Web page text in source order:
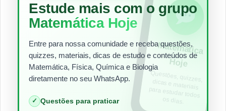
Estude mais com o grupo
Matemática Hoje
Entre para nossa comunidade e receba questões,
quizzes, materiais, dicas de estudo e conteúdos de
Matemática, Física, Química e Biologia
diretamente no seu WhatsApp.
✓ Questões para praticar
Matem
ática
Hoje
Questões, quizzes,
dicas e materiais
para estudar todos
os dias.